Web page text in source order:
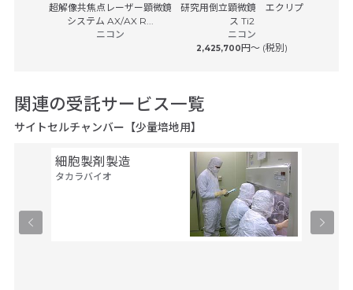
超解像共焦点レーザー顕微鏡
システム AX/AX R...
ニコン
研究用倒立顕微鏡 エクリプ
ス Ti2
ニコン
2,425,700円〜 (税別)
関連の受託サービス一覧
サイトセルチャンバー【少量培地用】
細胞製剤製造
タカラバイオ